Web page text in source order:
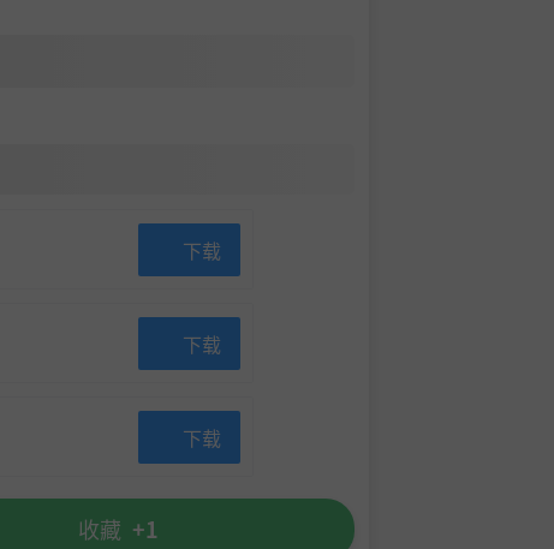
下载
下载
下载
收藏 +1